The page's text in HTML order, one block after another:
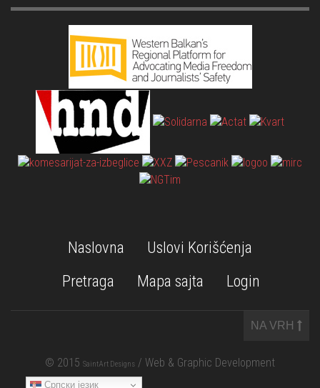
Српски језик
Naslovna
Uslovi Korišćenja
Pretraga
Mapa sajta Login
NA VRH
© 2015 SaintArt Designs / Web & Graphic Development